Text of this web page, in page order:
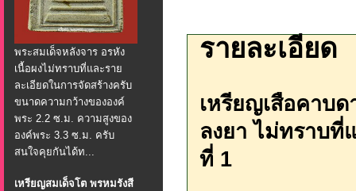
พระสมเด็จหลังจาร อรหัง
เนื้อผงไม่ทราบที่และราย
ละเอียดในการจัดสร้างครับ
ขนาดความกว้างขององค์
พระ 2.2 ซ.ม. ความสูงของ
องค์พระ 3.3 ซ.ม. ครับ
สนใจคุยกันได้ท...
เหรียญสมเด็จโต พรหมรังสี
รายละเอียด
เหรียญเสือคาบ
ลงยา ไม่ทราบที่
ที่ 1